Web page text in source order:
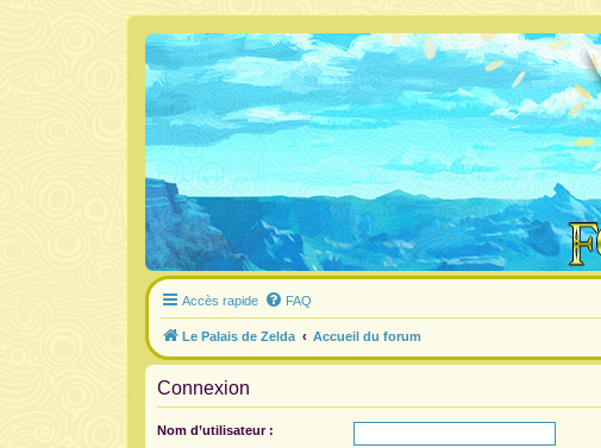
Accès rapide FAQ
Le Palais de Zelda Accueil du forum
Connexion
Nom d’utilisateur :